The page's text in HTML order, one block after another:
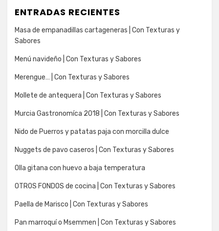
ENTRADAS RECIENTES
Masa de empanadillas cartageneras | Con Texturas y
Sabores
Menú navideño | Con Texturas y Sabores
Merengue… | Con Texturas y Sabores
Mollete de antequera | Con Texturas y Sabores
Murcia Gastronomíca 2018 | Con Texturas y Sabores
Nido de Puerros y patatas paja con morcilla dulce
Nuggets de pavo caseros | Con Texturas y Sabores
Olla gitana con huevo a baja temperatura
OTROS FONDOS de cocina | Con Texturas y Sabores
Paella de Marisco | Con Texturas y Sabores
Pan marroquí o Msemmen | Con Texturas y Sabores